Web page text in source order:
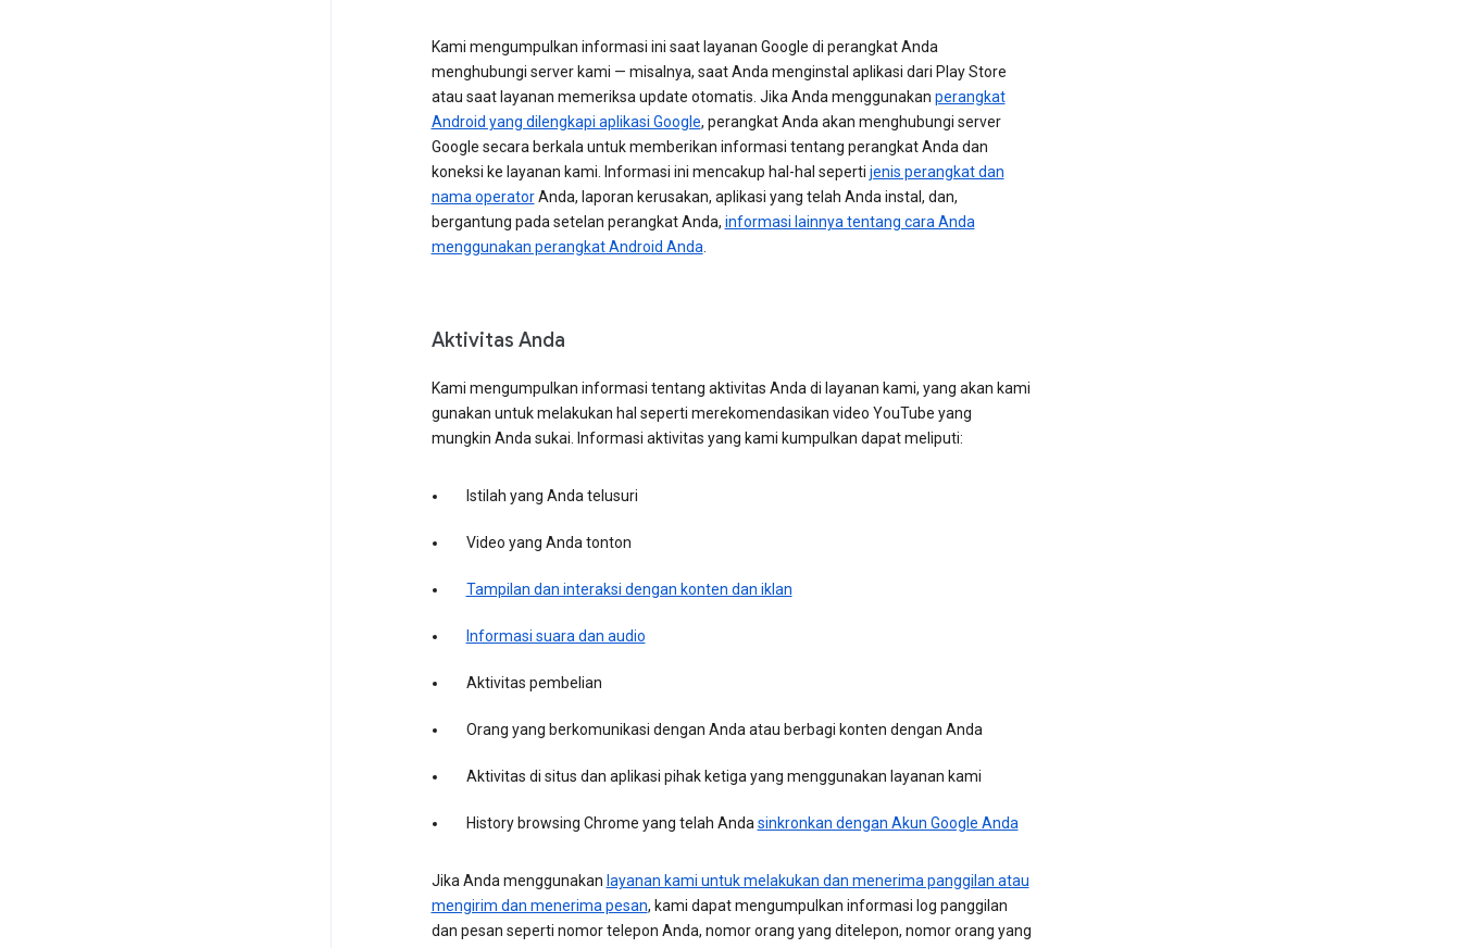
Kami mengumpulkan informasi ini saat layanan Google di perangkat Anda
menghubungi server kami — misalnya, saat Anda menginstal aplikasi dari Play Store
atau saat layanan memeriksa update otomatis. Jika Anda menggunakan perangkat
Android yang dilengkapi aplikasi Google, perangkat Anda akan menghubungi server
Google secara berkala untuk memberikan informasi tentang perangkat Anda dan
koneksi ke layanan kami. Informasi ini mencakup hal-hal seperti jenis perangkat dan
nama operatorAnda, laporan kerusakan, aplikasi yang telah Anda instal, dan,
bergantung pada setelan perangkat Anda, informasi lainnya tentang cara Anda
menggunakan perangkat Android Anda.
Aktivitas Anda
Kami mengumpulkan informasi tentang aktivitas Anda di layanan kami, yang akan kami
gunakan untuk melakukan hal seperti merekomendasikan video YouTube yang
mungkin Anda sukai. Informasi aktivitas yang kami kumpulkan dapat meliputi:
Istilah yang Anda telusuri
Video yang Anda tonton
Tampilan dan interaksi dengan konten dan iklan
Informasi suara dan audio
Aktivitas pembelian
Orang yang berkomunikasi dengan Anda atau berbagi konten dengan Anda
Aktivitas di situs dan aplikasi pihak ketiga yang menggunakan layanan kami
History browsing Chrome yang telah Andasinkronkan dengan Akun Google Anda
Jika Anda menggunakan layanan kami untuk melakukan dan menerima panggilan atau
mengirim dan menerima pesan, kami dapat mengumpulkan informasi log panggilan
dan pesan seperti nomor telepon Anda, nomor orang yang ditelepon, nomor orang yang